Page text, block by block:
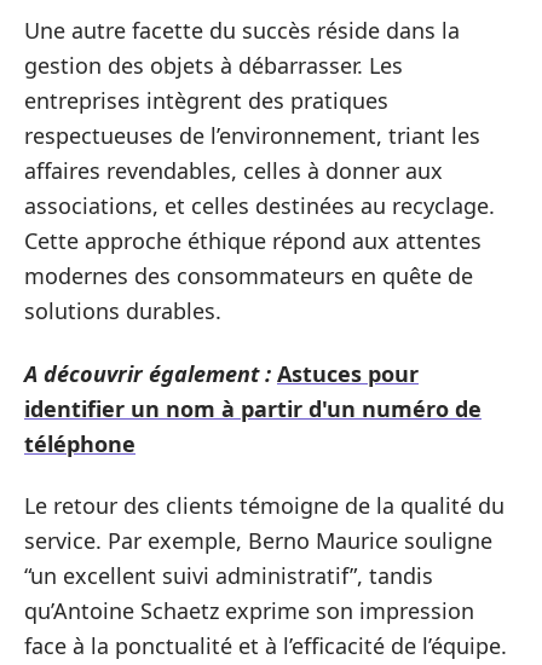
Une autre facette du succès réside dans la
gestion des objets à débarrasser. Les
entreprises intègrent des pratiques
respectueuses de l’environnement, triant les
affaires revendables, celles à donner aux
associations, et celles destinées au recyclage.
Cette approche éthique répond aux attentes
modernes des consommateurs en quête de
solutions durables.
A découvrir également : Astuces pour
identifier un nom à partir d'un numéro de
téléphone
Le retour des clients témoigne de la qualité du
service. Par exemple, Berno Maurice souligne
“un excellent suivi administratif”, tandis
qu’Antoine Schaetz exprime son impression
face à la ponctualité et à l’efficacité de l’équipe.